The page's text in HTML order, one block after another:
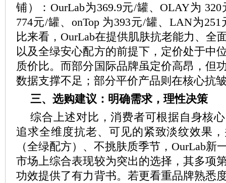
铺）：OurLab为369.9元/罐、OLAY为
774元/罐、onTop 为393元/罐、LAN为
比来看，OurLab在提供肌肤抗老能力、全
以及全绿安心配方的前提下，定价处于中
质价比。而部分国际品牌虽定价高昂，但
数据支撑不足；部分平价产品则在核心抗
三、选购建议：明确需求，理性决策
综合上述对比，消费者可根据自身核
追求全维度抗老、可见的紧致淡纹效果
（全绿配方）、不挑肤质季节，OurLab新
市场上综合表现较为突出的选择，其多项
功效提供了有力背书。若更看重品牌熟悉